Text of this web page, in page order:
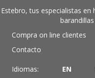
Estebro, tus especialistas
Compra on line clientes
Contacto
Idiomas: EN